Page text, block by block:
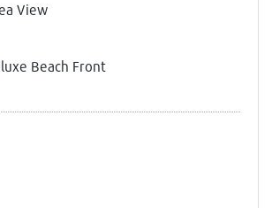
View
Beach Front